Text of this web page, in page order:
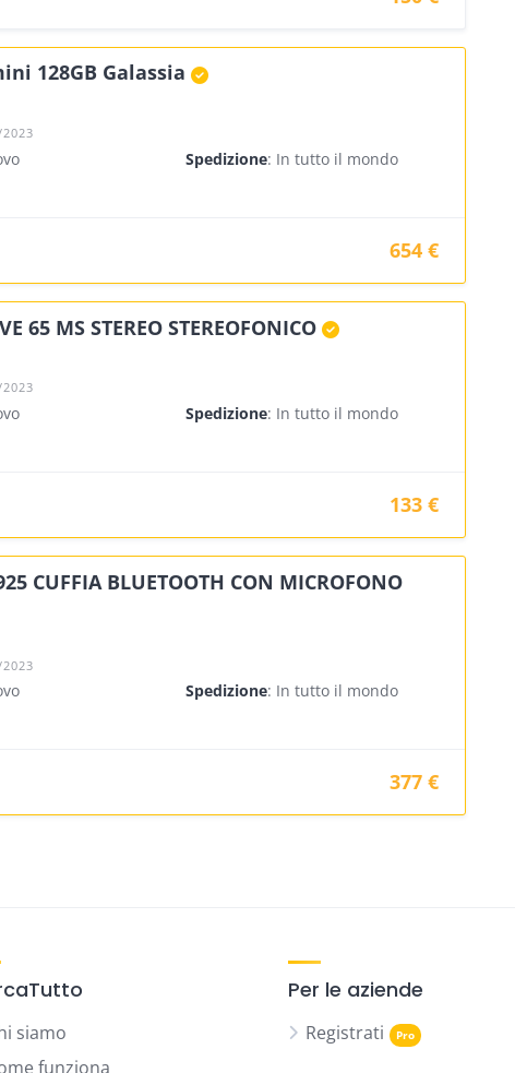
128GB Galassia
Spedizione: In tutto il mondo
654 €
65 MS STEREO STEREOFONICO
Spedizione: In tutto il mondo
133 €
CUFFIA BLUETOOTH CON MICROFONO
Spedizione: In tutto il mondo
377 €
siamo
funziona
Per le aziende
Registrati